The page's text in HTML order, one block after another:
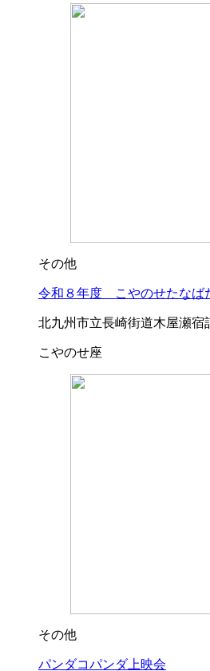
その他
令和８年度 こやのせたなば
北九州市立長崎街道木屋瀬宿
こやのせ座
その他
パンダコパンダ上映会